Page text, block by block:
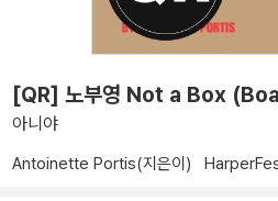
[QR] 노부영 Not a Box
아니야
Antoinette Portis(지은이)